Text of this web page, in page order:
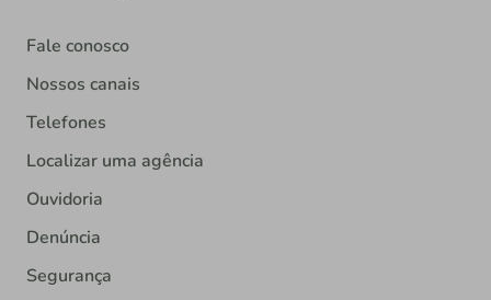
Fale conosco
Nossos canais
Telefones
Localizar uma agência
Ouvidoria
Denúncia
Segurança